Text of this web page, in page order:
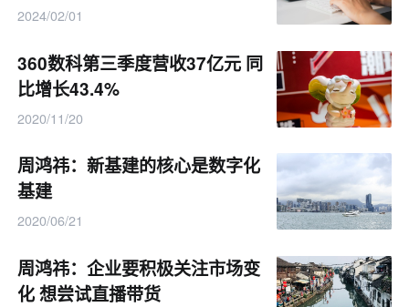
2024/02/01
360数科第三季度营收37亿元 同
比增长43.4%
2020/11/20
周鸿祎：新基建的核心是数字化
基建
2020/06/21
周鸿祎：企业要积极关注市场变
化 想尝试直播带货